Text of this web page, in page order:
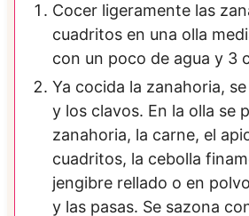
Cocer ligeramente las
cuadritos en una olla
con un poco de agua y 3
Ya cocida la zanahoria,
y los clavos. En la olla se
zanahoria, la carne, el
cuadritos, la cebolla
jengibre rellado o en
y las pasas. Se sazona